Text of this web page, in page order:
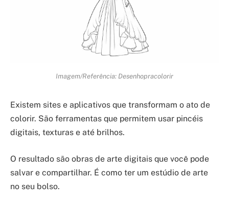
Imagem/Referência: Desenhopracolorir
Existem sites e aplicativos que transformam o ato de
colorir. São ferramentas que permitem usar pincéis
digitais, texturas e até brilhos.
O resultado são obras de arte digitais que você pode
salvar e compartilhar. É como ter um estúdio de arte
no seu bolso.